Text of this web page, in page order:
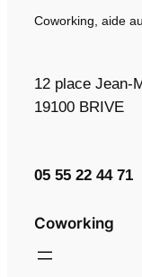
Coworking, aide
12 place Jean-
19100 BRIVE
05 55 22 44 71
Coworking